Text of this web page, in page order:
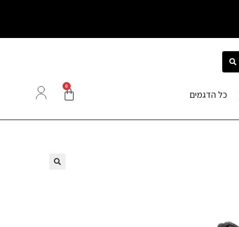
כל הדגמים
0